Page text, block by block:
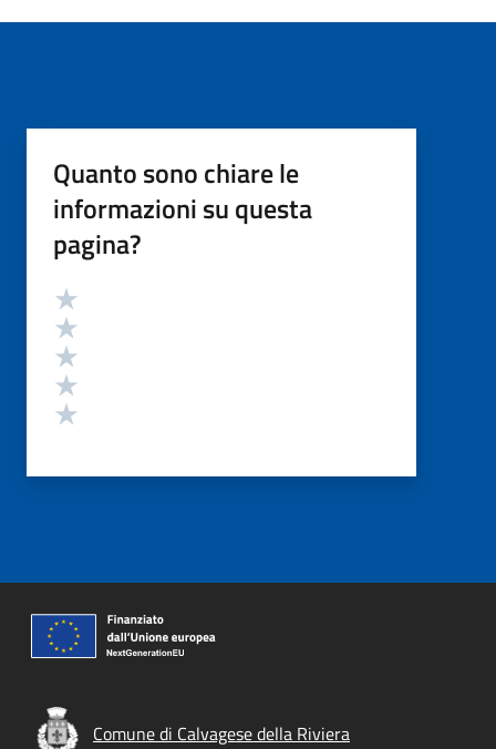
Quanto sono chiare le
informazioni su questa
pagina?
Valutazione
Comune di Calvagese della Riviera